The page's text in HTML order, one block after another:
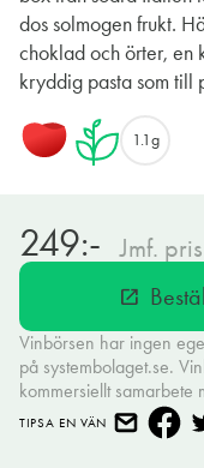
dos solmogen frukt.
choklad och örter, en
kryddig pasta som till
1.1g
249:- Jmf.
open_in_new
Vinbörsen har ingen
på systembolaget.se.
kommersiellt samarbete
TIPSA EN VÄN